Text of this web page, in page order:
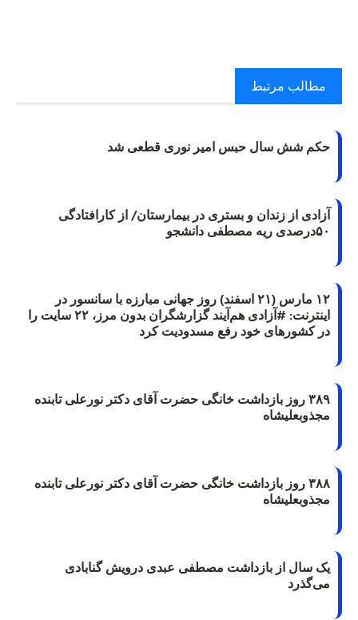
مطالب مرتبط
حکم شش سال حبس امیر نوری قطعی شد
آزادی از زندان و بستری در بیمارستان/ از کارافتادگی
۵۰درصدی ریه مصطفی دانشجو
۱۲ مارس (۲۱ اسفند) روز جهانی مبارزه با سانسور در
اینترنت: #آزادی هم‌آیند گزارشگران‌ بدون مرز، ۲۲ سایت را
در کشورهای خود رفع مسدودیت کرد
۳۸۹ روز بازداشت خانگی حضرت آقای دکتر نورعلی تابنده
مجذوبعلیشاه
۳۸۸ روز بازداشت خانگی حضرت آقای دکتر نورعلی تابنده
مجذوبعلیشاه
یک سال از بازداشت مصطفی عبدی درویش گنابادی
می‌گذرد